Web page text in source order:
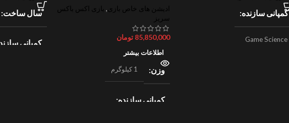
کمپانی سازنده
Game Science
ادیشن های خاص بازی, بازی اکس باکس
سریز
85,850,000 تومان
اطلاعات بیشتر
وزن 1 کیلوگرم
کمپانی سازنده
سال ساخت
کمپانی